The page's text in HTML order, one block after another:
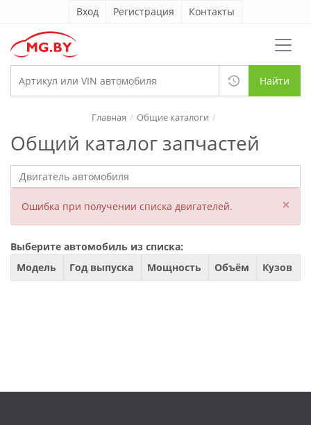
Вход Регистрация Контакты
Найти
Общий каталог запчастей
Главная Общие каталоги
Ошибка при получении списка двигателей. ×
Выберите автомобиль из списка:
Модель
Год выпуска Мощность Объём Кузов